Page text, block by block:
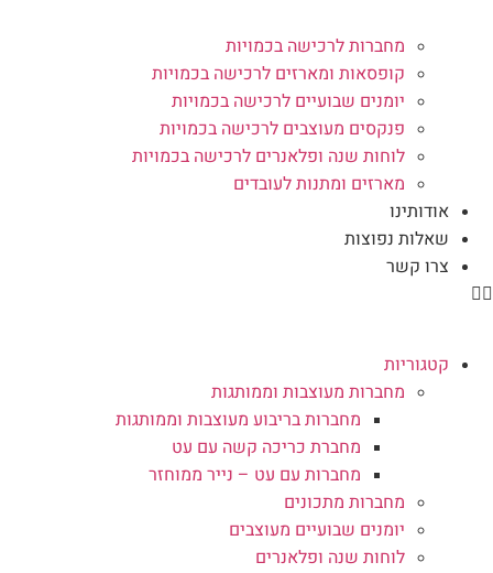
מחברות לרכישה בכמויות
קופסאות ומארזים לרכישה בכמויות
יומנים שבועיים לרכישה בכמויות
פנקסים מעוצבים לרכישה בכמויות
לוחות שנה ופלאנרים לרכישה בכמויות
מארזים ומתנות לעובדים
אודותינו
שאלות נפוצות
צרו קשר
קטגוריות
מחברות מעוצבות וממותגות
מחברות בריבוע מעוצבות וממותגות
מחברת כריכה קשה עם עט
מחברות עם עט – נייר ממוחזר
מחברות מתכונים
יומנים שבועיים מעוצבים
לוחות שנה ופלאנרים